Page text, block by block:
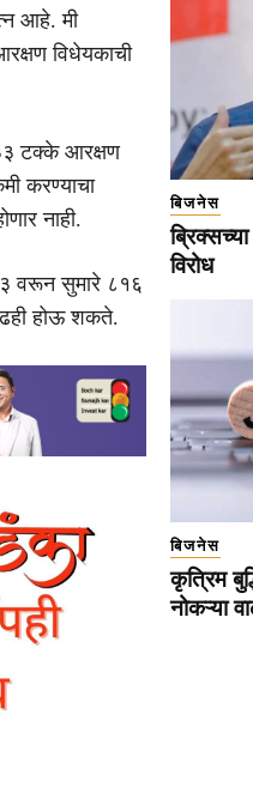
आहे. मी
विधेयकाची
३३ टक्के आरक्षण
करण्याचा
नाही.
वरून सुमारे ८१६
होऊ शकते.
बिजनेस
विरोध
बिजनेस
कृत्रिम
नोकऱ्या